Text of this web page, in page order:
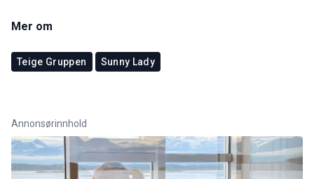
Mer om
Teige Gruppen Sunny Lady
Annonsørinnhold